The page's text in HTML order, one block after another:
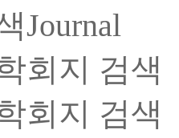
Journal
회지 검색
회지 검색